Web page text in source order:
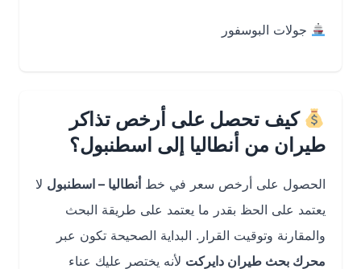
جولات البوسفور
كيف تحصل على أرخص تذاكر
طيران من أنطاليا إلى اسطنبول؟
الحصول على أرخص سعر في خط أنطاليا – اسطنبوللا
يعتمد على الحظ بقدر ما يعتمد على طريقة البحث
والمقارنة وتوقيت القرار. البداية الصحيحة تكون عبر
محرك بحث طيران دايركتلأنه يختصر عليك عناء